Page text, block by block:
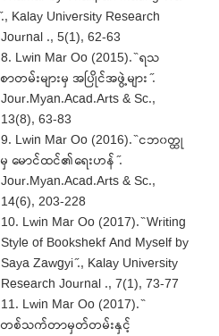
̋., Kalay University Research
Journal ., 5(1), 62-63
8. Lwin Mar Oo (2015). ̏ ရသ
စာတမ်းများမှ အပြိုင်အဖွဲ့များ ̋.
Jour.Myan.Acad.Arts & Sc.,
13(8), 63-83
9. Lwin Mar Oo (2016). ̏ ငဘ၀တ္ထု
မှ မောင်ထင်၏ရေးဟန် ̋.
Jour.Myan.Acad.Arts & Sc.,
14(6), 203-228
10. Lwin Mar Oo (2017). ̏ Writing
Style of Bookshekf And Myself by
Saya Zawgyi ̋., Kalay University
Research Journal ., 7(1), 73-77
11. Lwin Mar Oo (2017). ̏
တစ်သက်တာမှတ်တမ်းနှင့်